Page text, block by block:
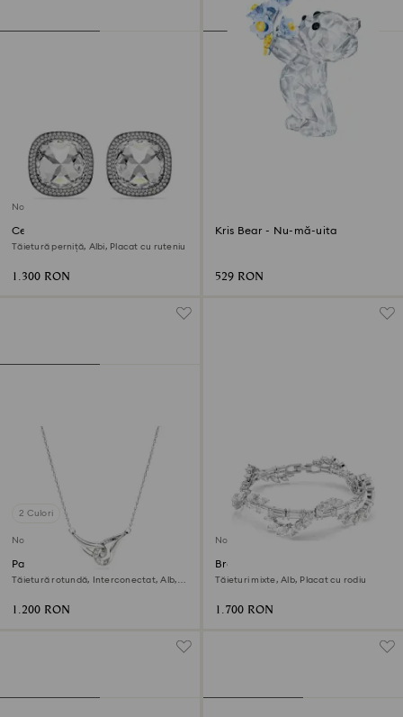
Nou
Cercei clips Una Angelic
Tăietură perniță, Albi, Placat cu ruteniu
1.300 RON
Kris Bear - Nu-mă-uita
529 RON
2 Culori
Nou
Pandantiv Swarovski Classica
Tăietură rotundă, Interconectat, Alb,
1.200 RON
Nou
Brățară Mesmera
Tăieturi mixte, Alb, Placat cu rodiu
1.700 RON